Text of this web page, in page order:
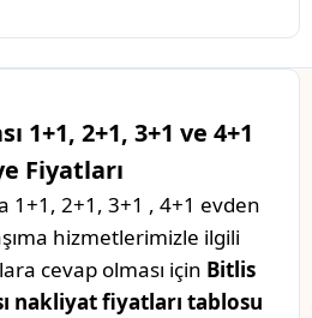
1+1, 2+1, 3+1 ve 4+1
Fiyatları
1+1, 2+1, 3+1 , 4+1 evden
hizmetlerimizle ilgili
cevap olması için Bitlis
nakliyat fiyatları tablosu